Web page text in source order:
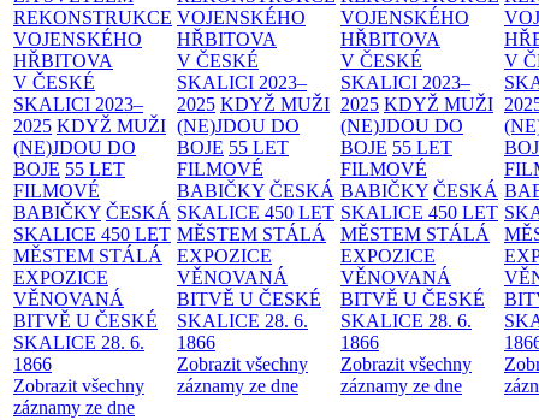
REKONSTRUKCE
VOJENSKÉHO
HŘBITOVA
V ČESKÉ
SKALICI 2023–
2025 KDYŽ MUŽI
(NE)JDOU DO
BOJE 55 LET
FILMOVÉ
BABIČKY ČESKÁ
SKALICE 450 LET
MĚSTEM STÁLÁ
EXPOZICE
VĚNOVANÁ
BITVĚ U ČESKÉ
SKALICE 28. 6.
1866
Zobrazit všechny
záznamy ze dne
VOJENSKÉHO
HŘBITOVA
V ČESKÉ
SKALICI 2023–
2025 KDYŽ MUŽI
(NE)JDOU DO
BOJE 55 LET
FILMOVÉ
BABIČKY ČESKÁ
SKALICE 450 LET
MĚSTEM STÁLÁ
EXPOZICE
VĚNOVANÁ
BITVĚ U ČESKÉ
SKALICE 28. 6.
1866
Zobrazit všechny
záznamy ze dne
VOJENSKÉHO
HŘBITOVA
V ČESKÉ
SKALICI 2023–
2025 KDYŽ MUŽI
(NE)JDOU DO
BOJE 55 LET
FILMOVÉ
BABIČKY ČESKÁ
SKALICE 450 LET
MĚSTEM STÁLÁ
EXPOZICE
VĚNOVANÁ
BITVĚ U ČESKÉ
SKALICE 28. 6.
1866
Zobrazit všechny
záznamy ze dne
V